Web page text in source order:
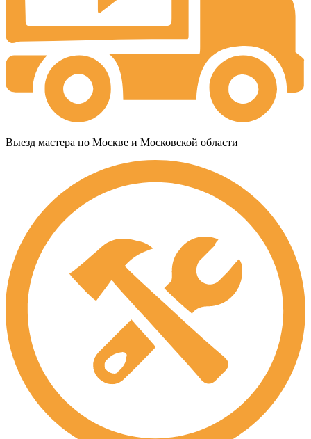
Выезд мастера по Москве и Московской области